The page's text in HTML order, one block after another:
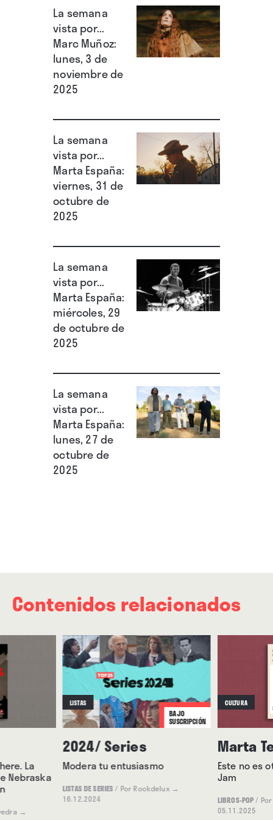
La semana
vista por...
Marc Muñoz:
lunes, 3 de
noviembre de
2025
La semana
vista por...
Marta España:
viernes, 31 de
octubre de
2025
La semana
vista por...
Marta España:
miércoles, 29
de octubre de
2025
La semana
vista por...
Marta España:
lunes, 27 de
octubre de
2025
Contenidos relacionados
La
Nebraska
→
BAJO
SUSCRIPCIÓN
LISTAS
2024/ Series
Modera tu entusiasmo
LISTAS DE SERIES / Por Rockdelux →
16.12.2024
CULTURA
Marta
Este no es
Jam
LIBROS-POP/
05.11.2025